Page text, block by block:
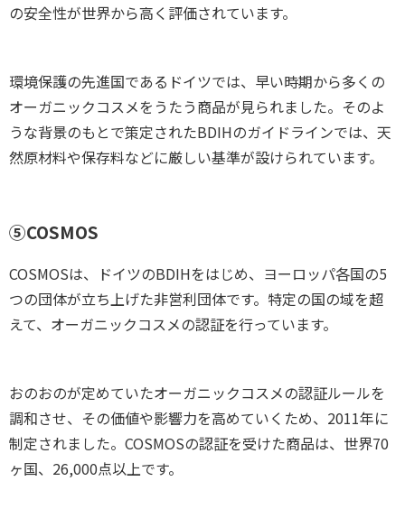
の安全性が世界から高く評価されています。
環境保護の先進国であるドイツでは、早い時期から多くの
オーガニックコスメをうたう商品が見られました。そのよ
うな背景のもとで策定されたBDIHのガイドラインでは、天
然原材料や保存料などに厳しい基準が設けられています。
⑤COSMOS
COSMOSは、ドイツのBDIHをはじめ、ヨーロッパ各国の5
つの団体が立ち上げた非営利団体です。特定の国の域を超
えて、オーガニックコスメの認証を行っています。
おのおのが定めていたオーガニックコスメの認証ルールを
調和させ、その価値や影響力を高めていくため、2011年に
制定されました。COSMOSの認証を受けた商品は、世界70
ヶ国、26,000点以上です。